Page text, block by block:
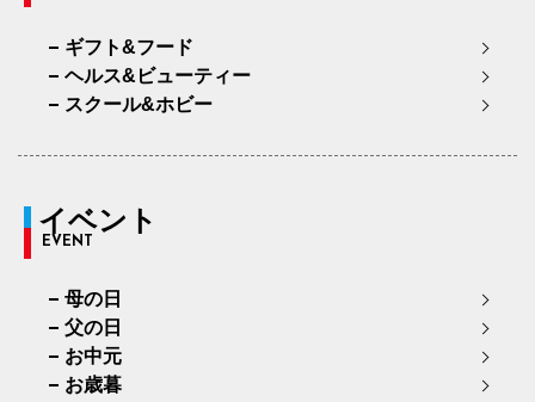
ギフト&フード
ヘルス&ビューティー
スクール&ホビー
イベント
EVENT
母の日
父の日
お中元
お歳暮